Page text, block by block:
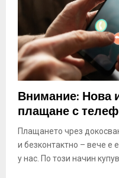
M
N
U
Внимание: Нова
плащане с
Плащането чрез
и безконтактно – вече е
у нас. По този начин